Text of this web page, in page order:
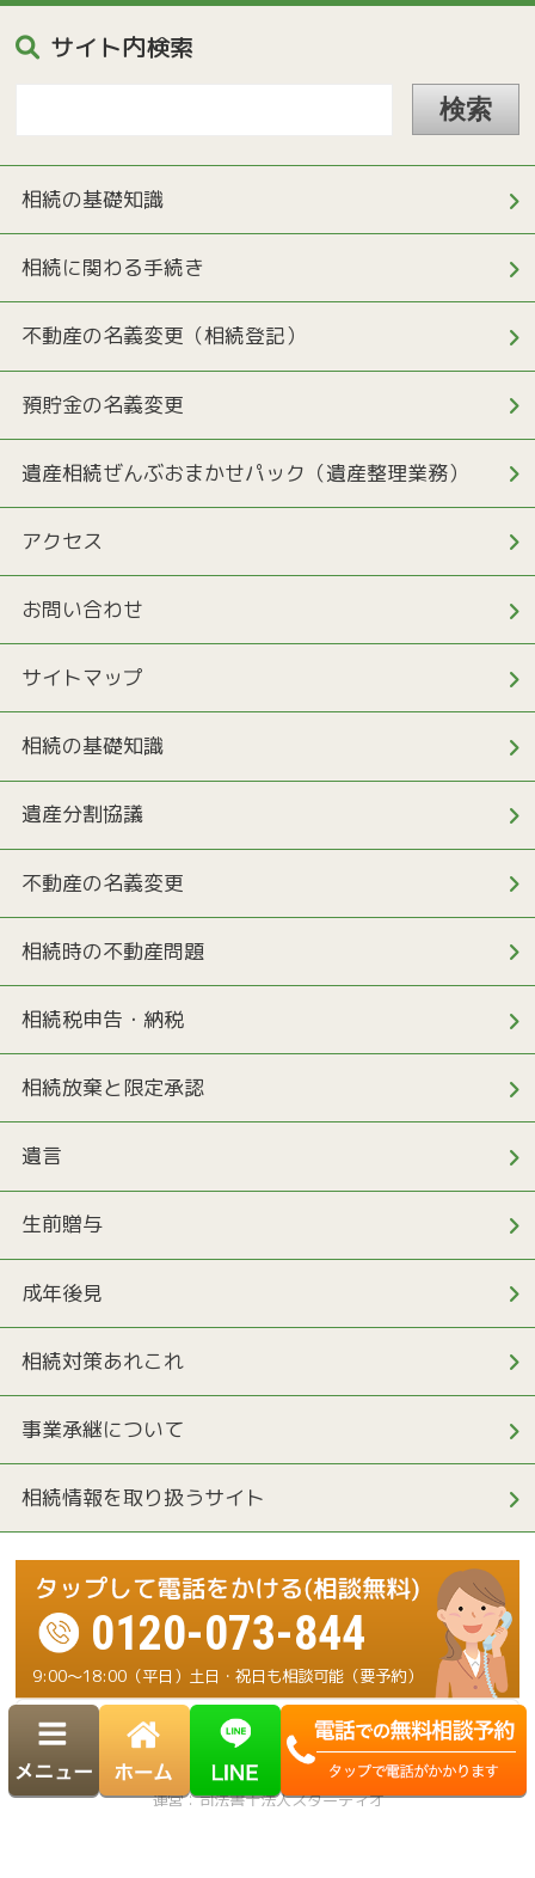
サイト内検索
相続の基礎知識
相続に関わる手続き
不動産の名義変更（相続登記）
預貯金の名義変更
遺産相続ぜんぶおまかせパック（遺産整理業務）
アクセス
お問い合わせ
サイトマップ
相続の基礎知識
遺産分割協議
不動産の名義変更
相続時の不動産問題
相続税申告・納税
相続放棄と限定承認
遺言
生前贈与
成年後見
相続対策あれこれ
事業承継について
相続情報を取り扱うサイト
0120-073-844
9:00～18:00（平日）土日・祝日も相談可能（要予約）
運営：司法書士法人スターディオ